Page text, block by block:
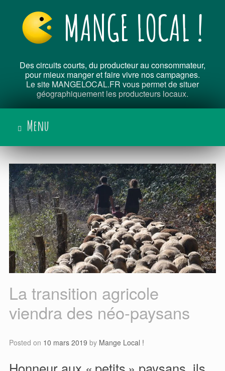
MANGE LOCAL !
Des circuits courts, du producteur au consommateur,
pour mieux manger et faire vivre nos campagnes.
Le site MANGELOCAL.FR vous permet de situer
géographiquement les producteurs locaux.
Menu
La transition agricole
viendra des néo-paysans
Posted on 10 mars 2019 by Mange Local !